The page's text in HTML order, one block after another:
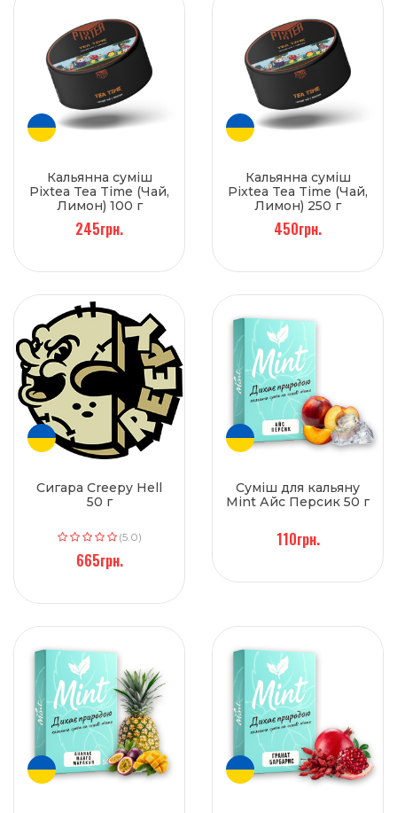
Кальянна суміш
Pixtea Tea Time (Чай,
Лимон) 100 г
245грн.
Кальянна суміш
Pixtea Tea Time (Чай,
Лимон) 250 г
450грн.
Сигара Creepy Hell
50 г
(5.0)
665грн.
Суміш для кальяну
Mint Айс Персик 50 г
110грн.